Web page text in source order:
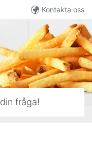
Kontakta oss